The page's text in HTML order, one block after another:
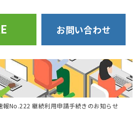
お問い合わせ
報No.222 継続利用申請手続きのお知らせ